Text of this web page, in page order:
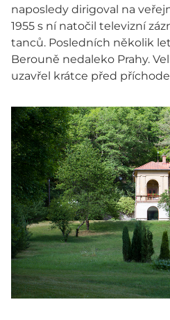
naposledy dirigoval na
1955 s ní natočil televizní
tanců. Posledních několik
Berouně nedaleko Prahy.
uzavřel krátce před